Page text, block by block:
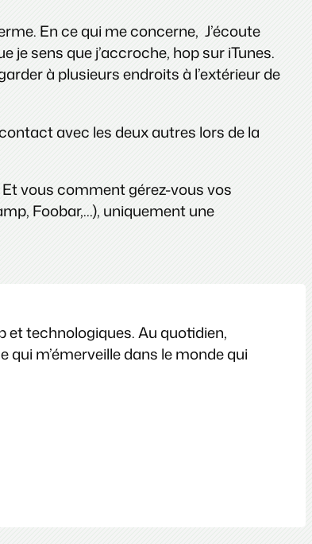
En ce qui me concerne, J’écoute
sens que j’accroche, hop sur iTunes.
à plusieurs endroits à l’extérieur de
avec les deux autres lors de la
Et vous comment gérez-vous vos
Foobar,…), uniquement une
et technologiques. Au quotidien,
qui m’émerveille dans le monde qui